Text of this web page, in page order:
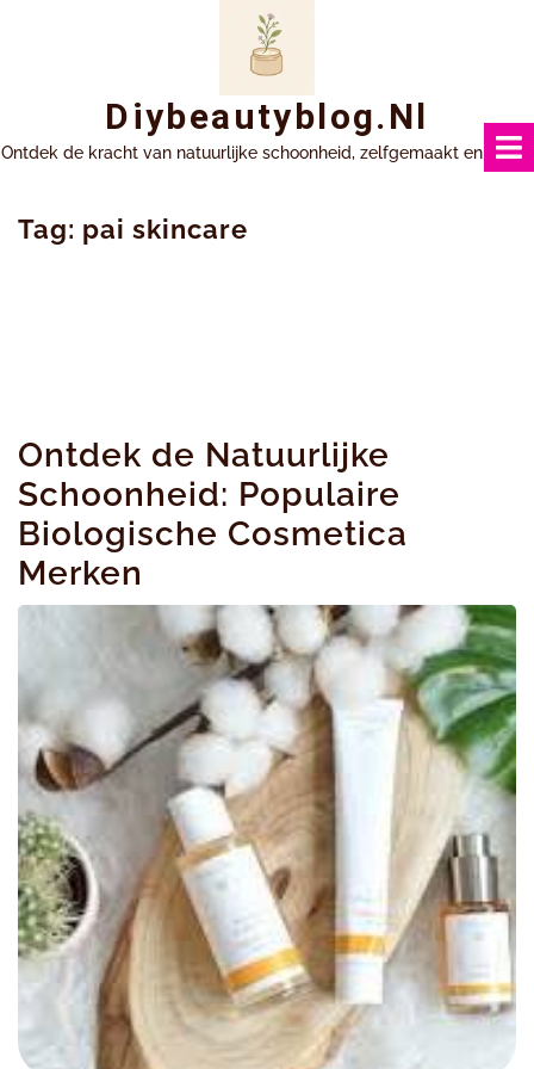
Diybeautyblog.nl
Ontdek de kracht van natuurlijke schoonheid, zelfgemaakt en uniek.
Tag: pai skincare
Ontdek de Natuurlijke
Schoonheid: Populaire
Biologische Cosmetica
Merken